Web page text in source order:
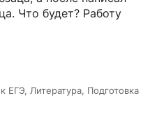
Что будет? Работу
ЕГЭ, Литература, Подготовка